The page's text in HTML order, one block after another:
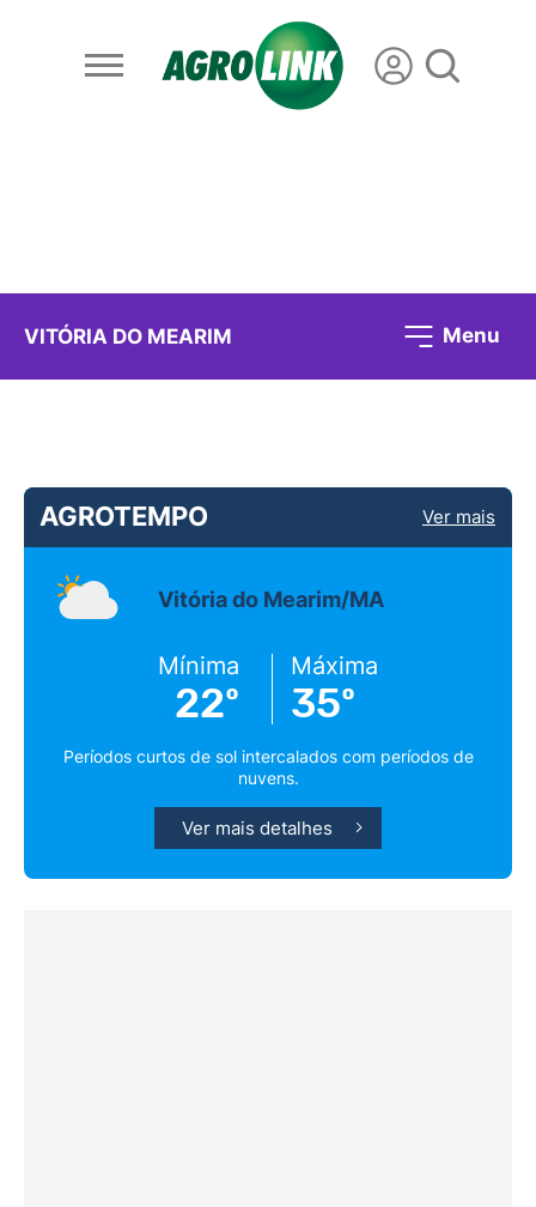
VITÓRIA DO MEARIM Menu
AGROTEMPO Ver mais
Vitória do Mearim/MA
Mínima
22º
Máxima
35º
Períodos curtos de sol intercalados com períodos de
nuvens.
Ver mais detalhes